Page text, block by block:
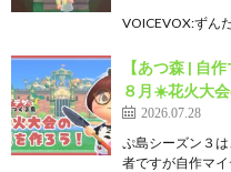
VOICEVOX:ずん
【あつ森 | 自
８月☀️花火大
2026.07.28
ぷ島シーズン３
者ですが自作マ